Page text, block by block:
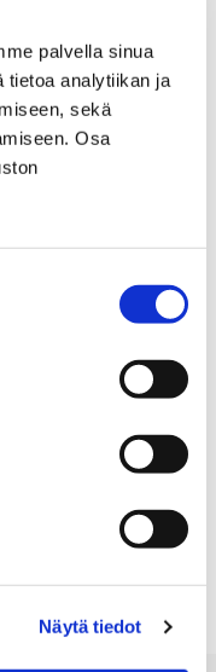
palvella sinua
tietoa analytiikan ja
sekä
Osa
Näytä tiedot
alkaa kello